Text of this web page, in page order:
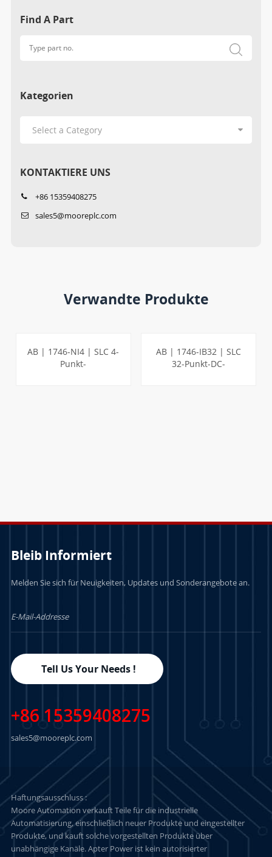
Find A Part
Kategorien
KONTAKTIERE UNS
+86 15359408275
sales5@mooreplc.com
Verwandte Produkte
AB | 1746-NI4 | SLC 4-
Punkt-
AB | 1746-IB32 | SLC
32-Punkt-DC-
Bleib Informiert
Melden Sie sich für Neuigkeiten, Updates und Sonderangebote an.
Tell Us Your Needs !
+86 15359408275
sales5@mooreplc.com
Haftungsausschluss :
Moore Automation verkauft Teile für die industrielle
Automatisierung, einschließlich neuer Produkte und eingestellter
Produkte, und kauft solche vorgestellten Produkte über
unabhängige Kanäle. Apter Power ist kein autorisierter